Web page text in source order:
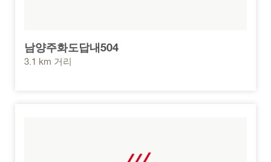
남양주화도답내504
3.1 km 거리